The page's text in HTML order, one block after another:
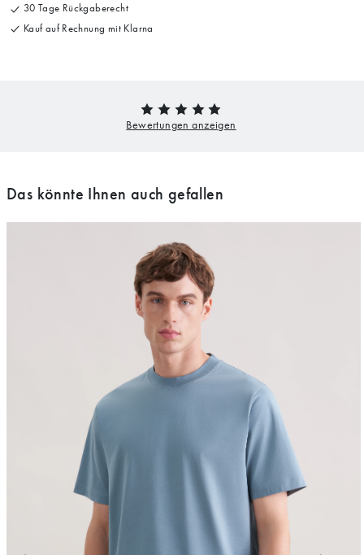
30 Tage Rückgaberecht
Kauf auf Rechnung mit Klarna
Das könnte Ihnen auch gefallen